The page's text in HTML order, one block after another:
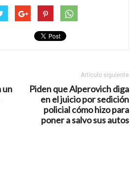
un
Artículo siguiente
Piden que Alperovich diga
en el juicio por sedición
policial cómo hizo para
poner a salvo sus autos